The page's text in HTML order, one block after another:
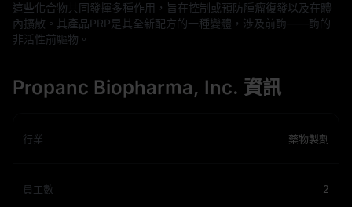
這些化合物共同發揮多種作用，旨在控制或預防腫瘤復發以及在體
內擴散。其產品PRP是其全新配方的一種變體，涉及前酶——酶的
非活性前驅物。
Propanc Biopharma, Inc. 資訊
行業 藥物製劑
員工數 2